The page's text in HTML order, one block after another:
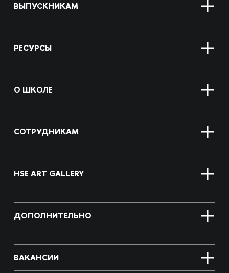
ВЫПУСКНИКАМ
РЕСУРСЫ
О ШКОЛЕ
СОТРУДНИКАМ
HSE ART GALLERY
ДОПОЛНИТЕЛЬНО
ВАКАНСИИ